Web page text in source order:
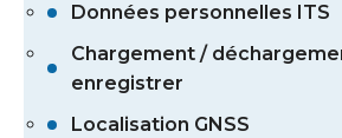
Données personnelles ITS
Chargement /
enregistrer
Localisation GNSS